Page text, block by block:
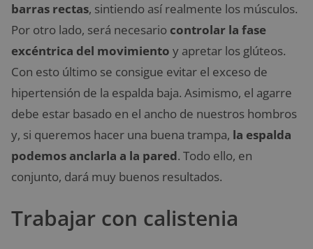
barras rectas, sintiendo así realmente los músculos.
Por otro lado, será necesario controlar la fase
excéntrica del movimiento y apretar los glúteos.
Con esto último se consigue evitar el exceso de
hipertensión de la espalda baja. Asimismo, el agarre
debe estar basado en el ancho de nuestros hombros
y, si queremos hacer una buena trampa, la espalda
podemos anclarla a la pared. Todo ello, en
conjunto, dará muy buenos resultados.
Trabajar con calistenia